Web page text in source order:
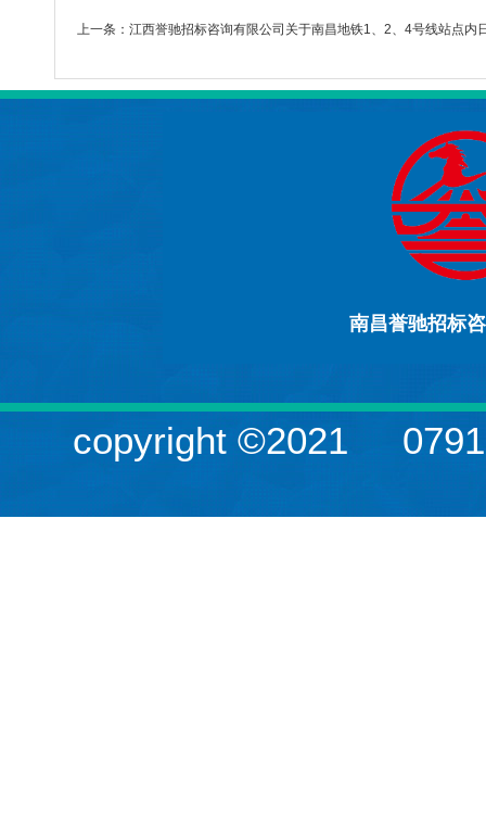
上一条： 江西誉驰招标咨询有限公司关于南昌地铁1、2、4号线站点内
南昌誉驰招标
copyright ©2021